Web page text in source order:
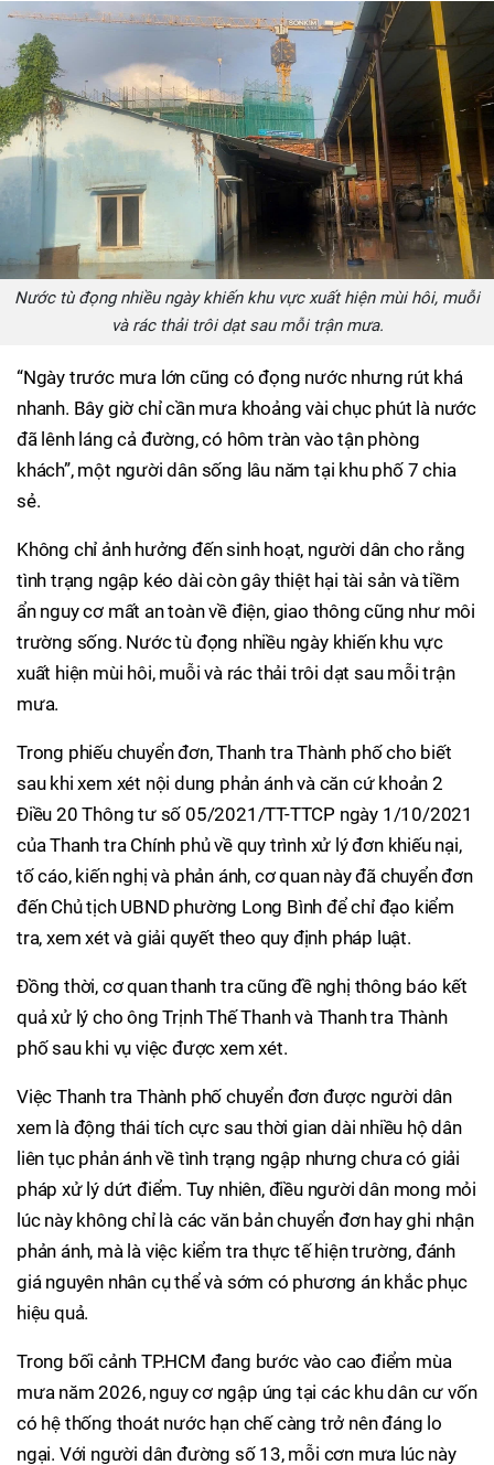
Nước tù đọng nhiều ngày khiến khu vực xuất hiện mùi hôi, muỗi
và rác thải trôi dạt sau mỗi trận mưa.
“Ngày trước mưa lớn cũng có đọng nước nhưng rút khá
nhanh. Bây giờ chỉ cần mưa khoảng vài chục phút là nước
đã lênh láng cả đường, có hôm tràn vào tận phòng
khách”, một người dân sống lâu năm tại khu phố 7 chia
sẻ.
Không chỉ ảnh hưởng đến sinh hoạt, người dân cho rằng
tình trạng ngập kéo dài còn gây thiệt hại tài sản và tiềm
ẩn nguy cơ mất an toàn về điện, giao thông cũng như môi
trường sống. Nước tù đọng nhiều ngày khiến khu vực
xuất hiện mùi hôi, muỗi và rác thải trôi dạt sau mỗi trận
mưa.
Trong phiếu chuyển đơn, Thanh tra Thành phố cho biết
sau khi xem xét nội dung phản ánh và căn cứ khoản 2
Điều 20 Thông tư số 05/2021/TT-TTCP ngày 1/10/2021
của Thanh tra Chính phủ về quy trình xử lý đơn khiếu nại,
tố cáo, kiến nghị và phản ánh, cơ quan này đã chuyển đơn
đến Chủ tịch UBND phường Long Bình để chỉ đạo kiểm
tra, xem xét và giải quyết theo quy định pháp luật.
Đồng thời, cơ quan thanh tra cũng đề nghị thông báo kết
quả xử lý cho ông Trịnh Thế Thanh và Thanh tra Thành
phố sau khi vụ việc được xem xét.
Việc Thanh tra Thành phố chuyển đơn được người dân
xem là động thái tích cực sau thời gian dài nhiều hộ dân
liên tục phản ánh về tình trạng ngập nhưng chưa có giải
pháp xử lý dứt điểm. Tuy nhiên, điều người dân mong mỏi
lúc này không chỉ là các văn bản chuyển đơn hay ghi nhận
phản ánh, mà là việc kiểm tra thực tế hiện trường, đánh
giá nguyên nhân cụ thể và sớm có phương án khắc phục
hiệu quả.
Trong bối cảnh TP.HCM đang bước vào cao điểm mùa
mưa năm 2026, nguy cơ ngập úng tại các khu dân cư vốn
có hệ thống thoát nước hạn chế càng trở nên đáng lo
ngại. Với người dân đường số 13, mỗi cơn mưa lúc này